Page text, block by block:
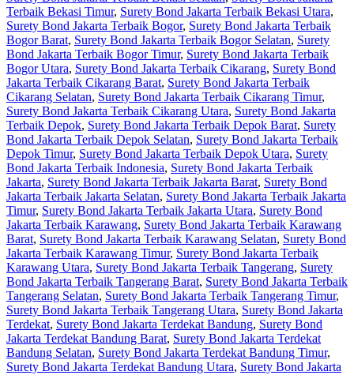
Terbaik Bekasi Timur, Surety Bond Jakarta Terbaik Bekasi Utara,
Surety Bond Jakarta Terbaik Bogor, Surety Bond Jakarta Terbaik
Bogor Barat, Surety Bond Jakarta Terbaik Bogor Selatan, Surety
Bond Jakarta Terbaik Bogor Timur, Surety Bond Jakarta Terbaik
Bogor Utara, Surety Bond Jakarta Terbaik Cikarang, Surety Bond
Jakarta Terbaik Cikarang Barat, Surety Bond Jakarta Terbaik
Cikarang Selatan, Surety Bond Jakarta Terbaik Cikarang Timur,
Surety Bond Jakarta Terbaik Cikarang Utara, Surety Bond Jakarta
Terbaik Depok, Surety Bond Jakarta Terbaik Depok Barat, Surety
Bond Jakarta Terbaik Depok Selatan, Surety Bond Jakarta Terbaik
Depok Timur, Surety Bond Jakarta Terbaik Depok Utara, Surety
Bond Jakarta Terbaik Indonesia, Surety Bond Jakarta Terbaik
Jakarta, Surety Bond Jakarta Terbaik Jakarta Barat, Surety Bond
Jakarta Terbaik Jakarta Selatan, Surety Bond Jakarta Terbaik Jakarta
Timur, Surety Bond Jakarta Terbaik Jakarta Utara, Surety Bond
Jakarta Terbaik Karawang, Surety Bond Jakarta Terbaik Karawang
Barat, Surety Bond Jakarta Terbaik Karawang Selatan, Surety Bond
Jakarta Terbaik Karawang Timur, Surety Bond Jakarta Terbaik
Karawang Utara, Surety Bond Jakarta Terbaik Tangerang, Surety
Bond Jakarta Terbaik Tangerang Barat, Surety Bond Jakarta Terbaik
Tangerang Selatan, Surety Bond Jakarta Terbaik Tangerang Timur,
Surety Bond Jakarta Terbaik Tangerang Utara, Surety Bond Jakarta
Terdekat, Surety Bond Jakarta Terdekat Bandung, Surety Bond
Jakarta Terdekat Bandung Barat, Surety Bond Jakarta Terdekat
Bandung Selatan, Surety Bond Jakarta Terdekat Bandung Timur,
Surety Bond Jakarta Terdekat Bandung Utara, Surety Bond Jakarta